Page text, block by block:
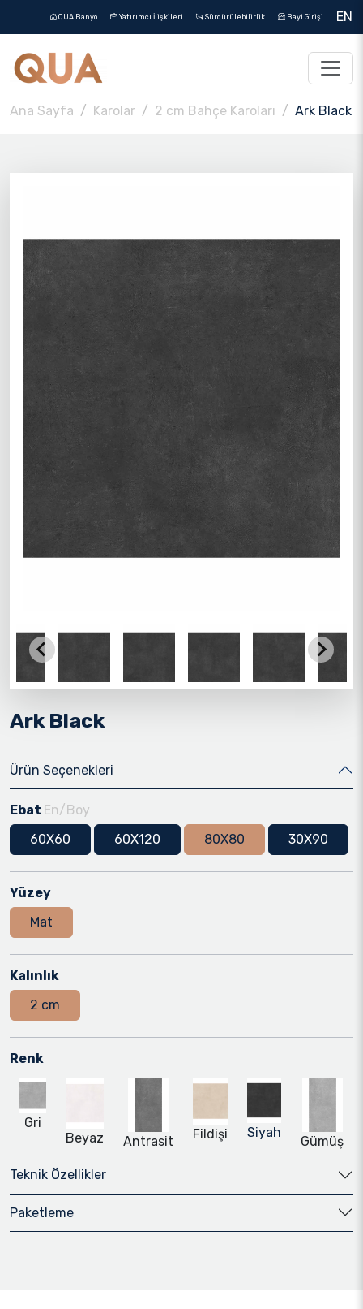
QUA Banyo Yatırımcı İlişkileri Sürdürülebilirlik Bayi Girişi EN
Ana Sayfa Karolar 2 cm Bahçe Karoları Ark Black
Ark Black
Ürün Seçenekleri
Ebat En/Boy
60X60
60X120 80X80 30X90
Yüzey
Mat
Kalınlık
2 cm
Renk
Gri
Beyaz
Antrasit Fildişi Siyah
Gümüş
Teknik Özellikler
Paketleme